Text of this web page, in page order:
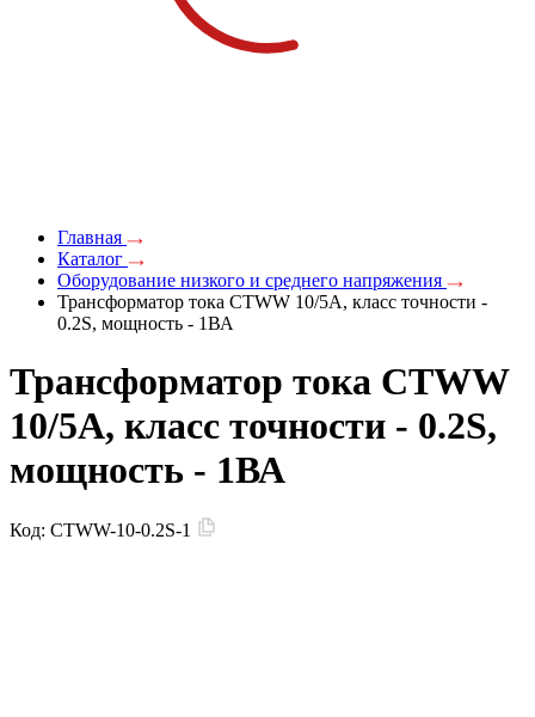
Главная
Каталог
Оборудование низкого и среднего напряжения
Трансформатор тока CTWW 10/5А, класс точности -
0.2S, мощность - 1ВА
Трансформатор тока CTWW
10/5А, класс точности - 0.2S,
мощность - 1ВА
Код: CTWW-10-0.2S-1